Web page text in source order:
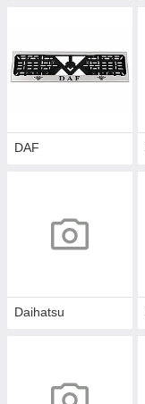
DAF
Daihatsu